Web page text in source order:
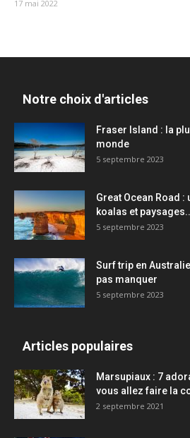
17 mai 2022
Notre choix d'articles
Fraser Island : la
monde
5 septembre 2023
Great Ocean Road
koalas et
5 septembre 2023
Surf trip en
pas manquer
5 septembre 2023
Articles populaires
Marsupiaux : 7
vous allez faire la
2 septembre 2021